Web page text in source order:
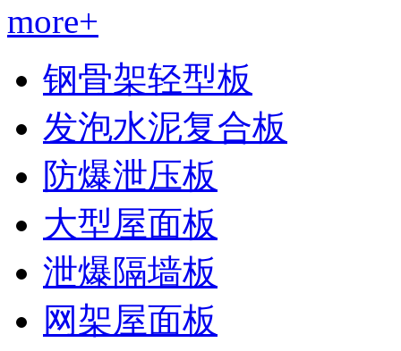
more+
钢骨架轻型板
发泡水泥复合板
防爆泄压板
大型屋面板
泄爆隔墙板
网架屋面板